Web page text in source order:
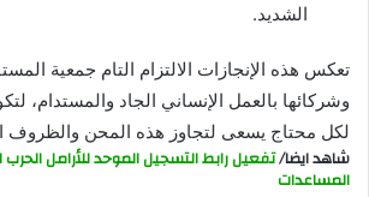
الشديد.
تعكس هذه الإنجازات الالتزام التام جمعية
وشركائها بالعمل الإنساني الجاد والمستدام،
لكل محتاج يسعى لتجاوز هذه المحن والظروف
شاهد ايضا/تفعيل رابط التسجيل الموحد للأرامل
المساعدات